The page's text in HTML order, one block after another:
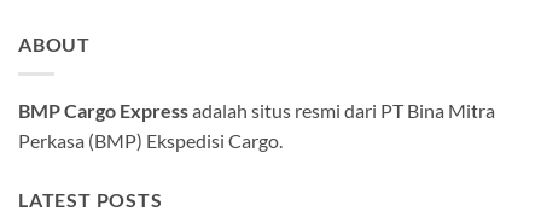
ABOUT
BMP Cargo Expressadalah situs resmi dari PT Bina Mitra
Perkasa (BMP) Ekspedisi Cargo.
LATEST POSTS